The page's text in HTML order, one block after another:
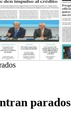
parados